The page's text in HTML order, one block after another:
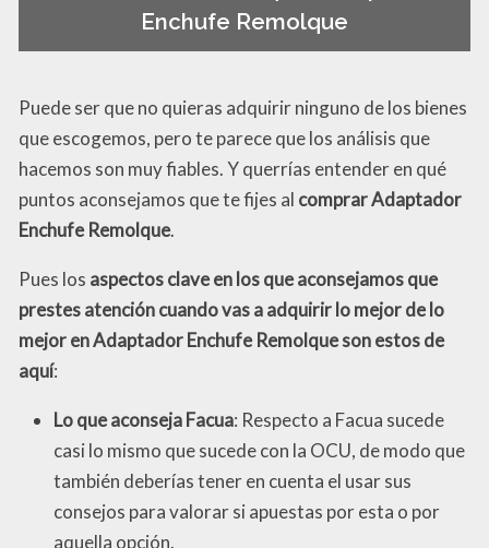
Enchufe Remolque
Puede ser que no quieras adquirir ninguno de los bienes
que escogemos, pero te parece que los análisis que
hacemos son muy fiables. Y querrías entender en qué
puntos aconsejamos que te fijes al comprar Adaptador
Enchufe Remolque.
Pues los aspectos clave en los que aconsejamos que
prestes atención cuando vas a adquirir lo mejor de lo
mejor en Adaptador Enchufe Remolque son estos de
aquí:
Lo que aconseja Facua: Respecto a Facua sucede
casi lo mismo que sucede con la OCU, de modo que
también deberías tener en cuenta el usar sus
consejos para valorar si apuestas por esta o por
aquella opción.